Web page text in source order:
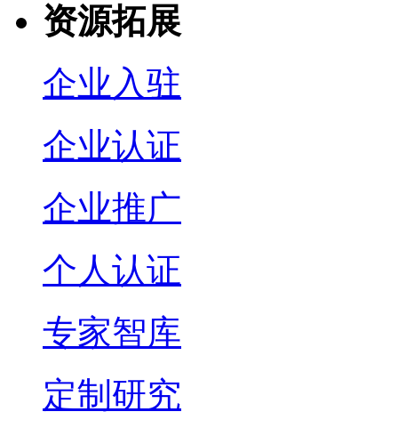
资源拓展
企业入驻
企业认证
企业推广
个人认证
专家智库
定制研究